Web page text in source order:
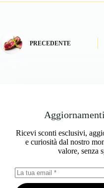
PRECEDENTE
Ricevi sconti esclusivi,
e curiosità dal nostro
valore, senza